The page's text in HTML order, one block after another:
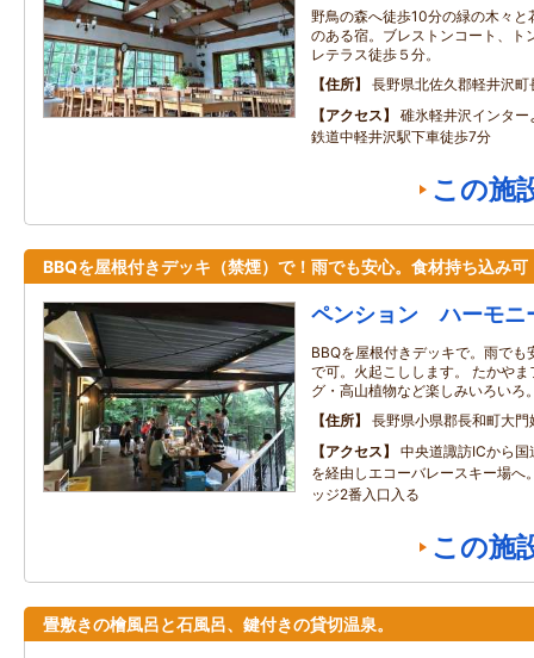
野鳥の森へ徒歩10分の緑の木々
のある宿。ブレストンコート、ト
レテラス徒歩５分。
住所
長野県北佐久郡軽井沢町
アクセス
碓氷軽井沢インタ
鉄道中軽井沢駅下車徒歩7分
この施
BBQを屋根付きデッキ（禁煙）で！雨でも安心。食材持ち込み可
ペンション ハーモニ
BBQを屋根付きデッキで。雨で
で可。火起こしします。 たかや
グ・高山植物など楽しみいろいろ
住所
長野県小県郡長和町大
アクセス
中央道諏訪ICから
を経由しエコーバレースキー場へ
ッジ2番入口入る
この施
畳敷きの檜風呂と石風呂、鍵付きの貸切温泉。